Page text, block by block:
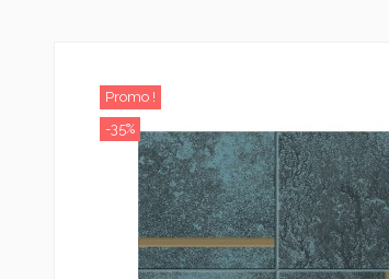
Promo !
-35%